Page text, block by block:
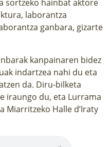
sortzeko hainbat aktore
laborantza
ganbara, gizarte
kanpainaren bidez
indartzea nahi du eta
da. Diru-bilketa
iraungo du, eta Lurrama
Miarritzeko Halle d’Iraty